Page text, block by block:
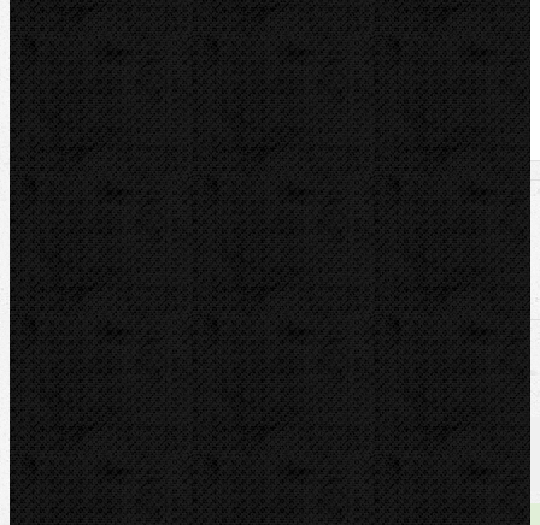
U nás zaplatíte
4 999,00Kč
U nás zaplatíte s DPH
6 048,79 Kč